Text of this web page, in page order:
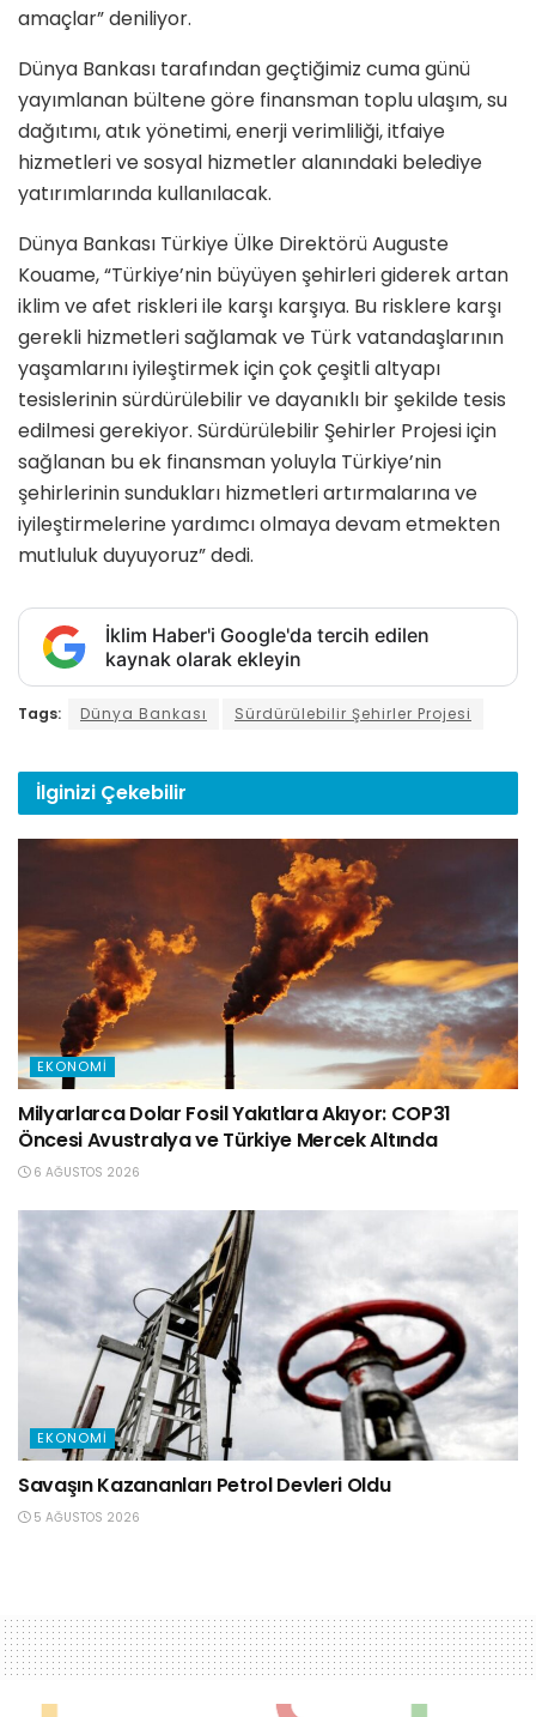
amaçlar” deniliyor.
Dünya Bankası tarafından geçtiğimiz cuma günü
yayımlanan bültene göre finansman toplu ulaşım, su
dağıtımı, atık yönetimi, enerji verimliliği, itfaiye
hizmetleri ve sosyal hizmetler alanındaki belediye
yatırımlarında kullanılacak.
Dünya Bankası Türkiye Ülke Direktörü Auguste
Kouame, “Türkiye’nin büyüyen şehirleri giderek artan
iklim ve afet riskleri ile karşı karşıya. Bu risklere karşı
gerekli hizmetleri sağlamak ve Türk vatandaşlarının
yaşamlarını iyileştirmek için çok çeşitli altyapı
tesislerinin sürdürülebilir ve dayanıklı bir şekilde tesis
edilmesi gerekiyor. Sürdürülebilir Şehirler Projesi için
sağlanan bu ek finansman yoluyla Türkiye’nin
şehirlerinin sundukları hizmetleri artırmalarına ve
iyileştirmelerine yardımcı olmaya devam etmekten
mutluluk duyuyoruz” dedi.
İklim Haber'i Google'da tercih edilen
kaynak olarak ekleyin
Tags: Dünya Bankası Sürdürülebilir Şehirler Projesi
İlginizi Çekebilir
EKONOMI
Milyarlarca Dolar Fosil Yakıtlara Akıyor: COP31
Öncesi Avustralya ve Türkiye Mercek Altında
6 AĞUSTOS 2026
EKONOMI
Savaşın Kazananları Petrol Devleri Oldu
5 AĞUSTOS 2026